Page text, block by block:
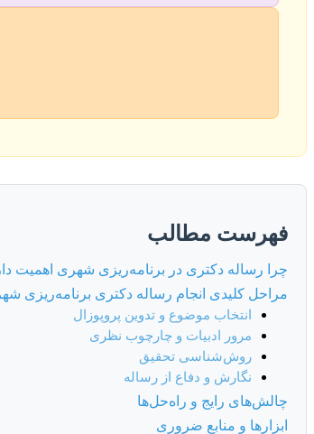
فهرست مطالب
چرا رساله دکتری در برنامه‌ریزی شهری اهمیت
مراحل کلیدی انجام رساله دکتری برنامه‌ریزی
انتخاب موضوع و تدوین پروپوزال
مرور ادبیات و چارچوب نظری
روش‌شناسی تحقیق
نگارش و دفاع از رساله
چالش‌های رایج و راه‌حل‌ها
ابزارها و منابع ضروری